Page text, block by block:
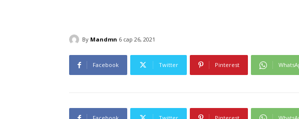
By Mandmn 6 сар 26, 2021
Facebook Twitter Pinterest